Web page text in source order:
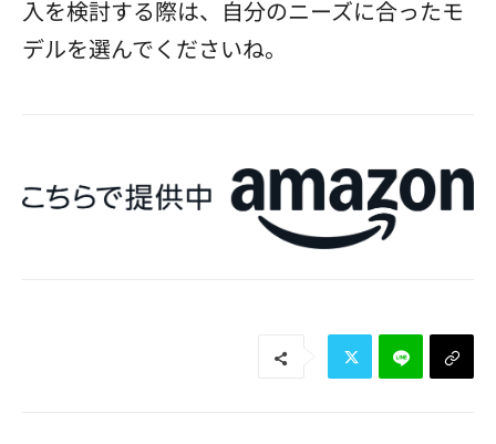
入を検討する際は、自分のニーズに合ったモ
デルを選んでくださいね。